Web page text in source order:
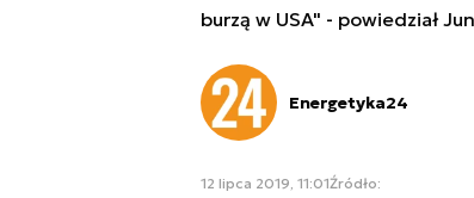
burzą w USA" - powiedział
Energetyka24
12 lipca 2019, 11:01Źródło: